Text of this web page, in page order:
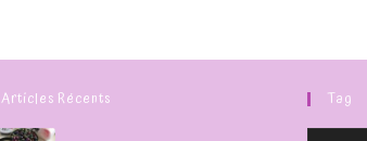
Articles Récents Tag